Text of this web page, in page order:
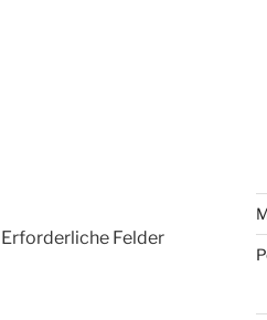
Erforderliche Felder